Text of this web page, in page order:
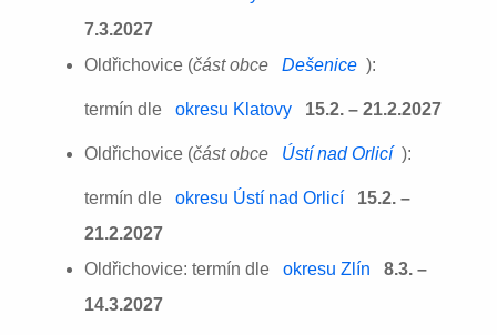
7.3.2027
Oldřichovice (část obce Dešenice ):
termín dle okresu Klatovy 15.2. – 21.2.2027
Oldřichovice (část obce Ústí nad Orlicí ):
termín dle okresu Ústí nad Orlicí
15.2. –
21.2.2027
Oldřichovice: termín dle
okresu Zlín
8.3. –
14.3.2027